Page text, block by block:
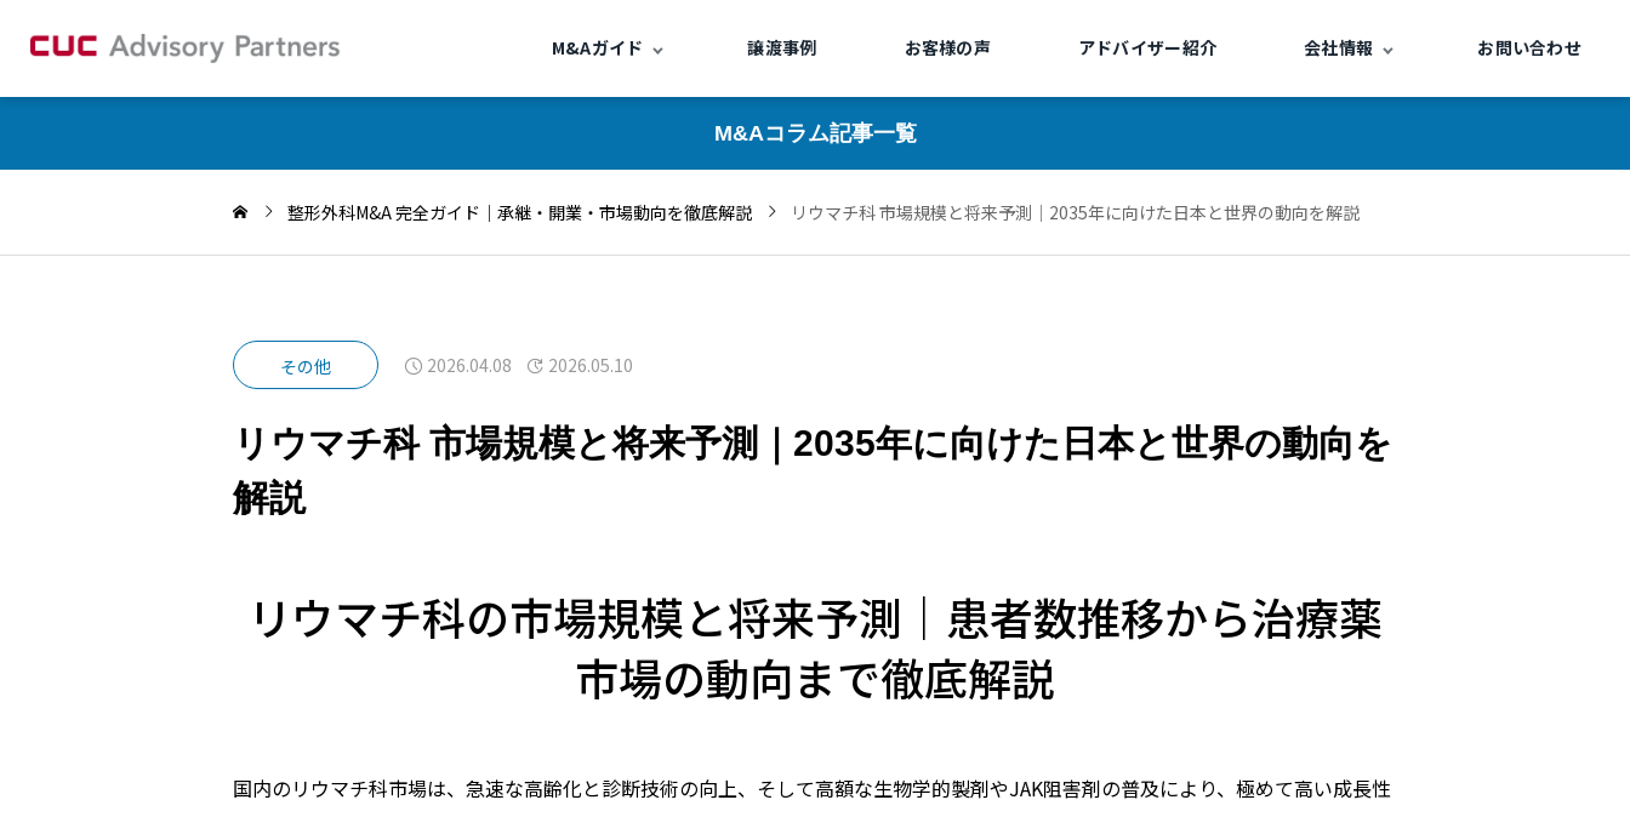
M&Aガイド 譲渡事例 お客様の声 アドバイザー紹介 会社情報 お問い合わせ
M&Aコラム記事一覧
整形外科M&A 完全ガイド｜承継・開業・市場動向を徹底解説 リウマチ科 市場規模と将来予測｜2035年に向けた日本と世界の動向を解説
その他 2026.04.08 2026.05.10
リウマチ科 市場規模と将来予測｜2035年に向けた日本と世界の動向を
解説
リウマチ科の市場規模と将来予測｜患者数推移から治療薬
市場の動向まで徹底解説
国内のリウマチ科市場は、急速な高齢化と診断技術の向上、そして高額な生物学的製剤やJAK阻害剤の普及により、極めて高い成長性